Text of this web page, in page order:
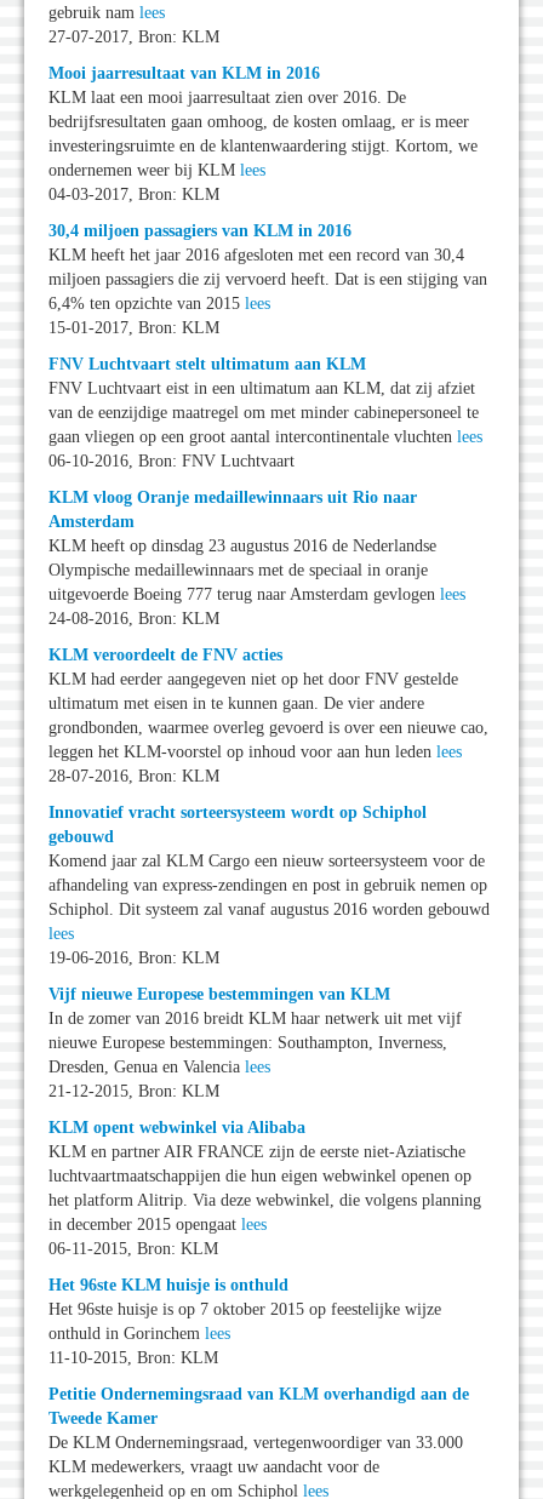
gebruik nam lees
27-07-2017, Bron: KLM
Mooi jaarresultaat van KLM in 2016
KLM laat een mooi jaarresultaat zien over 2016. De
bedrijfsresultaten gaan omhoog, de kosten omlaag, er is meer
investeringsruimte en de klantenwaardering stijgt. Kortom, we
ondernemen weer bij KLM lees
04-03-2017, Bron: KLM
30,4 miljoen passagiers van KLM in 2016
KLM heeft het jaar 2016 afgesloten met een record van 30,4
miljoen passagiers die zij vervoerd heeft. Dat is een stijging van
6,4% ten opzichte van 2015 lees
15-01-2017, Bron: KLM
FNV Luchtvaart stelt ultimatum aan KLM
FNV Luchtvaart eist in een ultimatum aan KLM, dat zij afziet
van de eenzijdige maatregel om met minder cabinepersoneel te
gaan vliegen op een groot aantal intercontinentale vluchten lees
06-10-2016, Bron: FNV Luchtvaart
KLM vloog Oranje medaillewinnaars uit Rio naar
Amsterdam
KLM heeft op dinsdag 23 augustus 2016 de Nederlandse
Olympische medaillewinnaars met de speciaal in oranje
uitgevoerde Boeing 777 terug naar Amsterdam gevlogen lees
24-08-2016, Bron: KLM
KLM veroordeelt de FNV acties
KLM had eerder aangegeven niet op het door FNV gestelde
ultimatum met eisen in te kunnen gaan. De vier andere
grondbonden, waarmee overleg gevoerd is over een nieuwe cao,
leggen het KLM-voorstel op inhoud voor aan hun leden lees
28-07-2016, Bron: KLM
Innovatief vracht sorteersysteem wordt op Schiphol
gebouwd
Komend jaar zal KLM Cargo een nieuw sorteersysteem voor de
afhandeling van express-zendingen en post in gebruik nemen op
Schiphol. Dit systeem zal vanaf augustus 2016 worden gebouwd
lees
19-06-2016, Bron: KLM
Vijf nieuwe Europese bestemmingen van KLM
In de zomer van 2016 breidt KLM haar netwerk uit met vijf
nieuwe Europese bestemmingen: Southampton, Inverness,
Dresden, Genua en Valencia lees
21-12-2015, Bron: KLM
KLM opent webwinkel via Alibaba
KLM en partner AIR FRANCE zijn de eerste niet-Aziatische
luchtvaartmaatschappijen die hun eigen webwinkel openen op
het platform Alitrip. Via deze webwinkel, die volgens planning
in december 2015 opengaat lees
06-11-2015, Bron: KLM
Het 96ste KLM huisje is onthuld
Het 96ste huisje is op 7 oktober 2015 op feestelijke wijze
onthuld in Gorinchem lees
11-10-2015, Bron: KLM
Petitie Ondernemingsraad van KLM overhandigd aan de
Tweede Kamer
De KLM Ondernemingsraad, vertegenwoordiger van 33.000
KLM medewerkers, vraagt uw aandacht voor de
werkgelegenheid op en om Schiphol lees